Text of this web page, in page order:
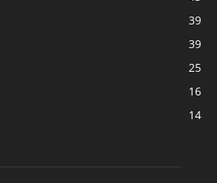
39
39
25
16
14